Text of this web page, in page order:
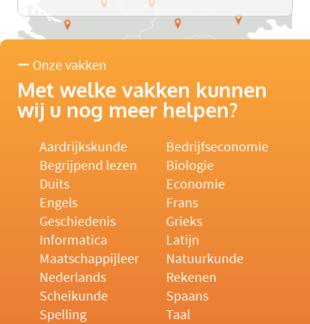
Onze vakken
Met welke vakken kunnen
wij u nog meer helpen?
Aardrijkskunde
Bedrijfseconomie
Begrijpend lezen
Biologie
Duits
Economie
Engels
Frans
Geschiedenis
Grieks
Informatica
Latijn
Maatschappijleer
Natuurkunde
Nederlands
Rekenen
Scheikunde
Spaans
Spelling
Taal